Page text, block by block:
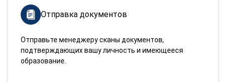
Отправка документов
Отправьте менеджеру сканы документов,
подтверждающих вашу личность и имеющееся
образование.